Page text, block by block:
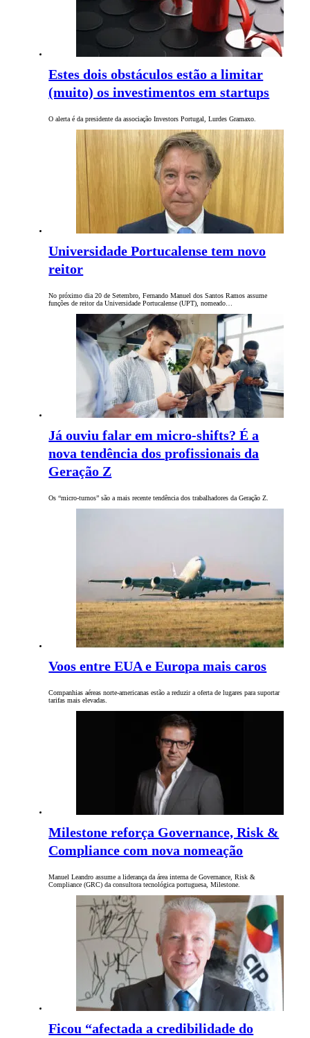
Estes dois obstáculos estão a limitar
(muito) os investimentos em startups
O alerta é da presidente da associação Investors Portugal, Lurdes Gramaxo.
Universidade Portucalense tem novo
reitor
No próximo dia 20 de Setembro, Fernando Manuel dos Santos Ramos assume
funções de reitor da Universidade Portucalense (UPT), nomeado…
Já ouviu falar em micro-shifts? É a
nova tendência dos profissionais da
Geração Z
Os “micro-turnos” são a mais recente tendência dos trabalhadores da Geração Z.
Voos entre EUA e Europa mais caros
Companhias aéreas norte-americanas estão a reduzir a oferta de lugares para suportar
tarifas mais elevadas.
Milestone reforça Governance, Risk &
Compliance com nova nomeação
Manuel Leandro assume a liderança da área interna de Governance, Risk &
Compliance (GRC) da consultora tecnológica portuguesa, Milestone.
Ficou “afectada a credibilidade do